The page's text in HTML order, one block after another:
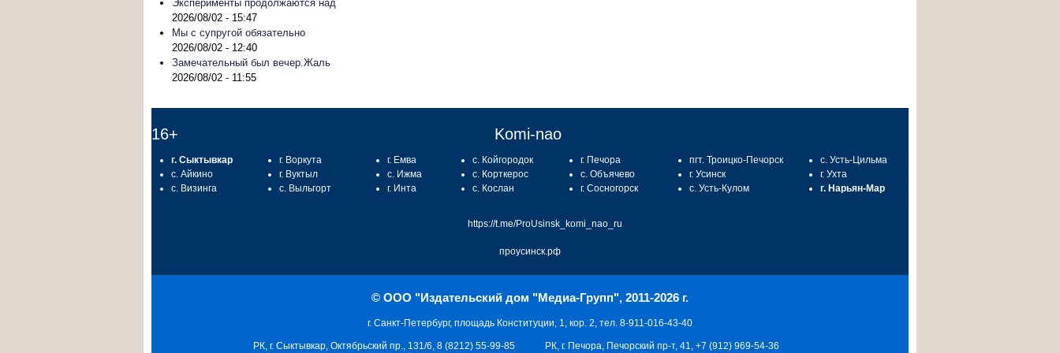
Эксперименты продолжаются над
2026/08/02 - 15:47
Мы с супругой обязательно
2026/08/02 - 12:40
Замечательный был вечер.Жаль
2026/08/02 - 11:55
16+ Komi-nao
г. Сыктывкар
с. Айкино
с. Визинга
г. Воркута
г. Вуктыл
с. Выльгорт
г. Емва
с. Ижма
г. Инта
с. Койгородок
с. Корткерос
с. Кослан
г. Печора
с. Объячево
г. Сосногорск
пгт. Троицко-Печорск
г. Усинск
с. Усть-Кулом
с. Усть-Цильма
г. Ухта
г. Нарьян-Мар
https://t.me/ProUsinsk_komi_nao_ru
проусинск.рф
© ООО "Издательский дом "Медиа-Групп", 2011-2026 г.
г. Санкт-Петербург, площадь Конституции, 1, кор. 2, тел. 8-911-016-43-40
РК, г. Печора, Печорский пр-т, 41, +7 (912) 969-54-36
РК, г. Сыктывкар, Октябрьский пр., 131/6, 8 (8212) 55-99-85